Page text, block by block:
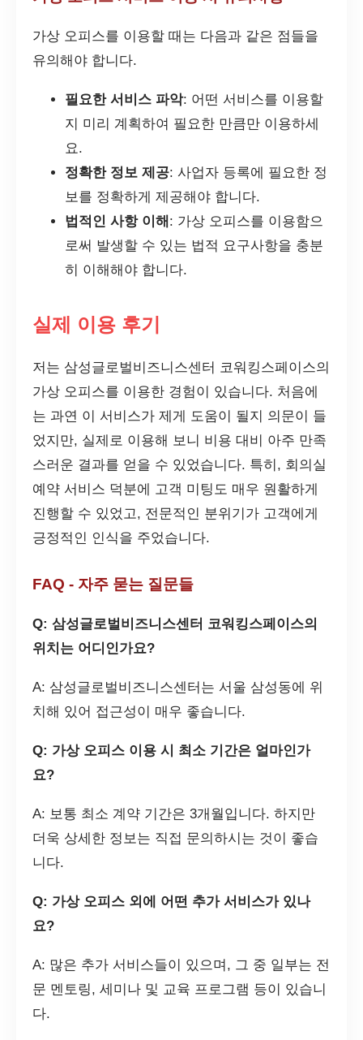
가상 오피스를 이용할 때는 다음과 같은 점들을
유의해야 합니다.
필요한 서비스 파악: 어떤 서비스를 이용할
지 미리 계획하여 필요한 만큼만 이용하세
요.
정확한 정보 제공: 사업자 등록에 필요한 정
보를 정확하게 제공해야 합니다.
법적인 사항 이해 : 가상 오피스를 이용함으
로써 발생할 수 있는 법적 요구사항을 충분
히 이해해야 합니다.
실제 이용 후기
저는 삼성글로벌비즈니스센터 코워킹스페이스의
가상 오피스를 이용한 경험이 있습니다. 처음에
는 과연 이 서비스가 제게 도움이 될지 의문이 들
었지만, 실제로 이용해 보니 비용 대비 아주 만족
스러운 결과를 얻을 수 있었습니다. 특히, 회의실
예약 서비스 덕분에 고객 미팅도 매우 원활하게
진행할 수 있었고, 전문적인 분위기가 고객에게
긍정적인 인식을 주었습니다.
FAQ - 자주 묻는 질문들
Q: 삼성글로벌비즈니스센터 코워킹스페이스의
위치는 어디인가요?
A: 삼성글로벌비즈니스센터는 서울 삼성동에 위
치해 있어 접근성이 매우 좋습니다.
Q: 가상 오피스 이용 시 최소 기간은 얼마인가
요?
A: 보통 최소 계약 기간은 3개월입니다. 하지만
더욱 상세한 정보는 직접 문의하시는 것이 좋습
니다.
Q: 가상 오피스 외에 어떤 추가 서비스가 있나
요?
A: 많은 추가 서비스들이 있으며, 그 중 일부는 전
문 멘토링, 세미나 및 교육 프로그램 등이 있습니
다.